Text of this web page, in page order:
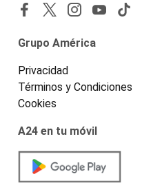
Grupo América
Privacidad
Términos y Condiciones
Cookies
A24 en tu móvil